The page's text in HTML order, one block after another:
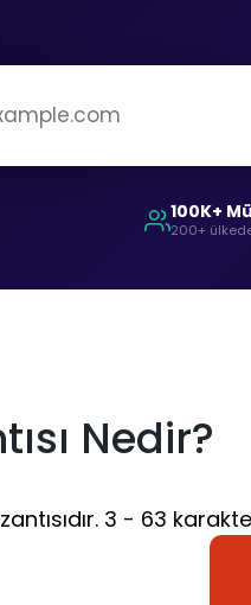
100K+
200+
Nedir?
3 - 63